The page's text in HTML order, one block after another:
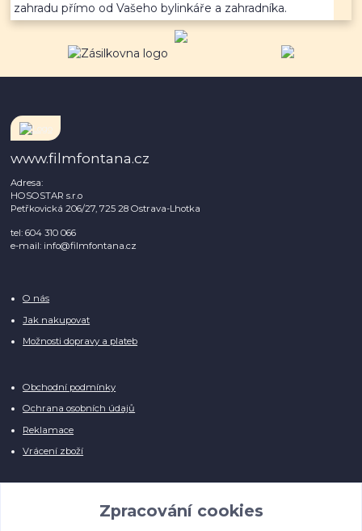
zahradu přímo od Vašeho bylinkáře a zahradníka.
www.filmfontana.cz
Adresa:
HOSOSTAR s.r.o
Petřkovická 206/27, 725 28 Ostrava-Lhotka
tel: 604 310 066
e-mail: info@filmfontana.cz
O nás
Jak nakupovat
Možnosti dopravy a plateb
Obchodní podmínky
Ochrana osobních údajů
Reklamace
Vrácení zboží
Zpracování cookies